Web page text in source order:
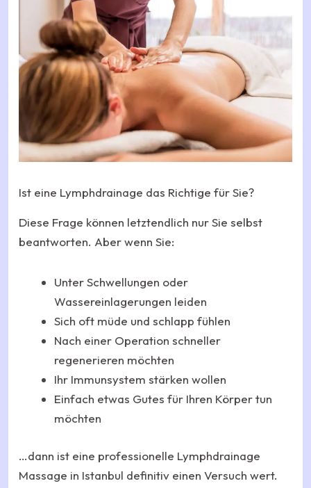
Ist eine Lymphdrainage das Richtige für Sie?
Diese Frage können letztendlich nur Sie selbst
beantworten. Aber wenn Sie:
Unter Schwellungen oder
Wassereinlagerungen leiden
Sich oft müde und schlapp fühlen
Nach einer Operation schneller
regenerieren möchten
Ihr Immunsystem stärken wollen
Einfach etwas Gutes für Ihren Körper tun
möchten
…dann ist eine professionelle Lymphdrainage
Massage in Istanbul definitiv einen Versuch wert.